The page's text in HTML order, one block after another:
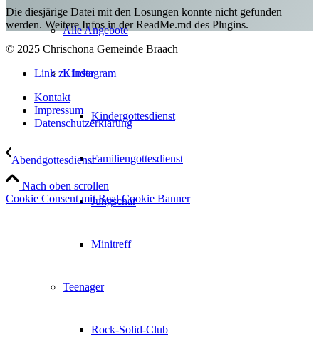
Alle Angebote
Kinder
Kindergottesdienst
Familiengottesdienst
Jungschar
Minitreff
Teenager
Rock-Solid-Club
Die diesjärige Datei mit den Losungen konnte nicht gefunden
werden. Weitere Infos in der ReadMe.md des Plugins.
© 2025 Chrischona Gemeinde Braach
Link zu Instagram
Kontakt
Impressum
Datenschutzerklärung
Abendgottesdienst
Nach oben scrollen
Cookie Consent mit Real Cookie Banner